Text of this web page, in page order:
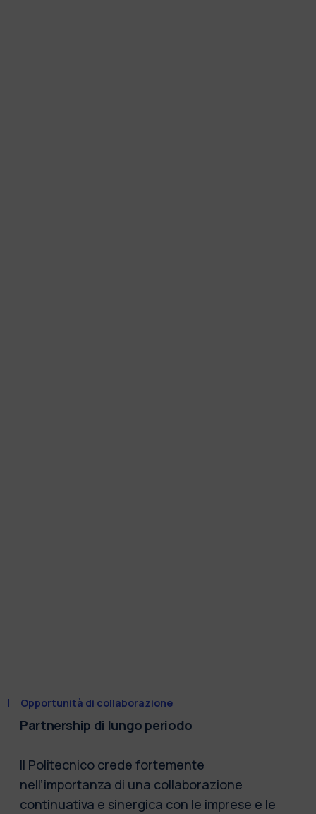
Opportunità di collaborazione
Partnership di lungo periodo
Il Politecnico crede fortemente
nell’importanza di una collaborazione
continuativa e sinergica con le imprese e le